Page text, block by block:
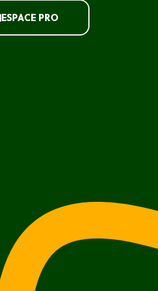
ESPACE PRO